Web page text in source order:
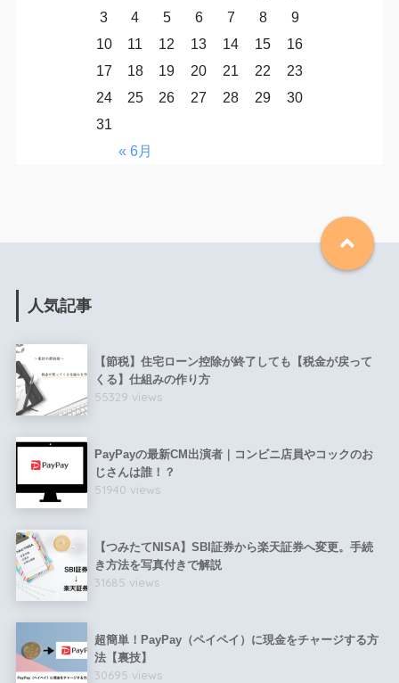
« 6月
3
4 5 6 7 8
9
10
11 12 13 14 15
16
17
18 19 20 21 22
23
24
25 26 27 28 29
30
31
人気記事
【節税】住宅ローン控除が終了しても【税金が戻って
くる】仕組みの作り方
55329 views
PayPayの最新CM出演者｜コンビニ店員やコックのお
じさんは誰！？
51940 views
【つみたてNISA】SBI証券から楽天証券へ変更。手続
き方法を写真付きで解説
31685 views
超簡単！PayPay（ペイペイ）に現金をチャージする方
法【裏技】
30695 views